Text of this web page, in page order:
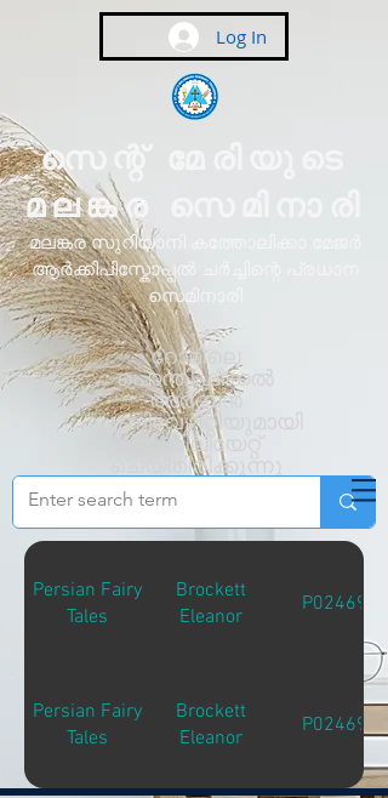
Log In
സെന്റ് മേരിയുടെ
മലങ്കര സെമിനാരി
മലങ്കര സുറിയാനി കത്തോലിക്കാ മേജർ
ആർക്കിപിസ്കോപ്പൽ ചർച്ചിന്റെ പ്രധാന
സെമിനാരി
റോമിലെ
പൊന്തിഫിക്കൽ
അർബൻ
യൂണിവേഴ്സിറ്റിയുമായി
അഫിലിയേറ്റ്
ചെയ്തിരിക്കുന്നു
Persian Fairy
Tales
Brockett
Eleanor
P02469
Persian Fairy
Tales
Brockett
Eleanor
P02469